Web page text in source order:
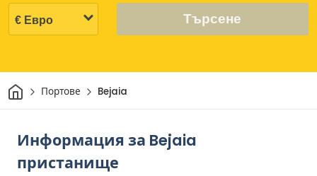
Търсене
Начало
Портове Bejaia
Информация за Bejaia
пристанище